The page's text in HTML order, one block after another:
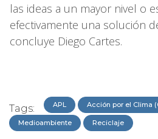
las ideas a un mayor nivel o
efectivamente una solución
concluye Diego Cartes.
Tags: APL Acción por el Clima
Medioambiente Reciclaje